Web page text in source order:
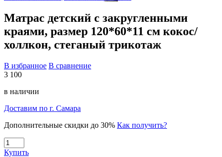
Матрас детский с закругленными
краями, размер 120*60*11 см кокос/
холлкон, стеганый трикотаж
В избранное В сравнение
3 100
в наличии
Доставим по г. Самара
Дополнительные скидки до 30% Как получить?
Купить